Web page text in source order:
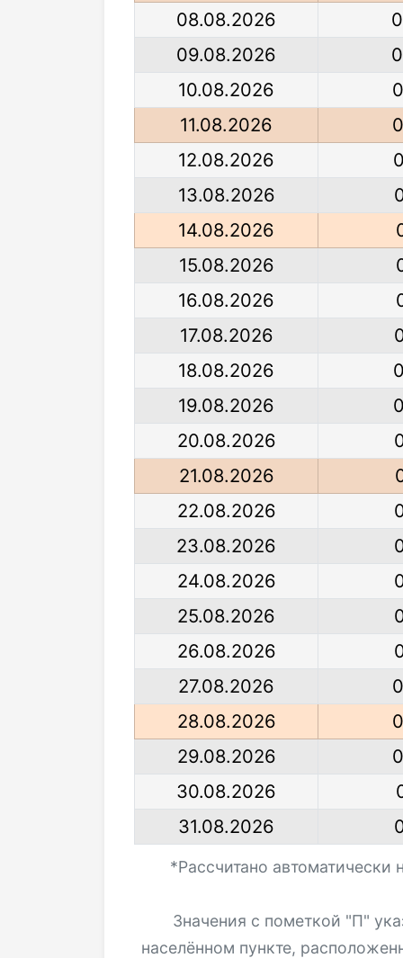
08.08.2026
09.08.2026
10.08.2026
11.08.2026
12.08.2026
13.08.2026
14.08.2026
15.08.2026
16.08.2026
17.08.2026
18.08.2026
19.08.2026
20.08.2026
21.08.2026
22.08.2026
23.08.2026
24.08.2026
25.08.2026
26.08.2026
27.08.2026
28.08.2026
29.08.2026
30.08.2026
31.08.2026
*Рассчитано
Значения с пометкой "П"
населённом пункте,